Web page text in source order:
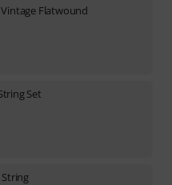
Flatwound
Set
String